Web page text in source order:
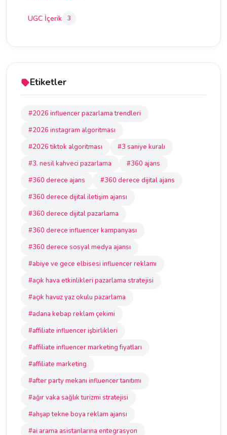
UGC İçerik 3
Etiketler
#2026 influencer pazarlama trendleri
#2026 instagram algoritması
#2026 tiktok algoritması
#3 saniye kuralı
#3. nesil kahveci pazarlama
#360 ajans
#360 derece ajans
#360 derece dijital ajans
#360 derece dijital iletişim ajansı
#360 derece dijital pazarlama
#360 derece influencer kampanyası
#360 derece sosyal medya ajansı
#abiye ve gece elbisesi influencer reklamı
#açık hava etkinlikleri pazarlama stratejisi
#açık havuz yaz okulu pazarlama
#adana kebap reklam çekimi
#affiliate influencer işbirlikleri
#affiliate influencer marketing fiyatları
#affiliate marketing
#after party mekanı influencer tanıtımı
#ağır vaka sağlık turizmi stratejisi
#ahşap tekne boya reklam ajansı
#ai arama asistanlarına entegrasyon